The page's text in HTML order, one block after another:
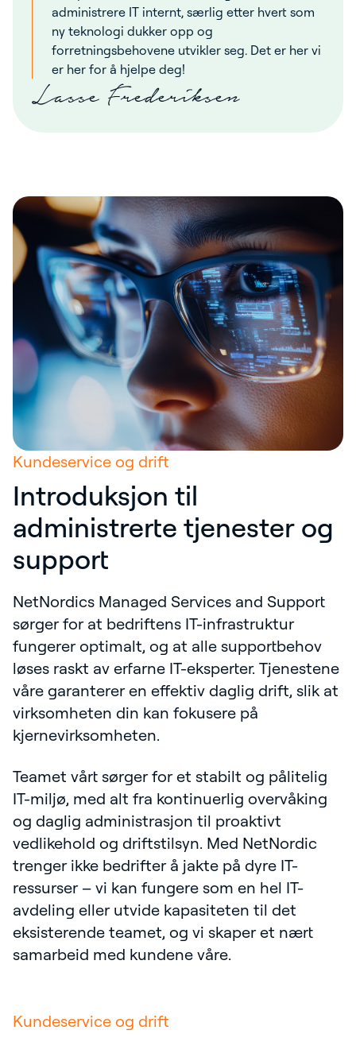
administrere IT internt, særlig etter hvert som
ny teknologi dukker opp og
forretningsbehovene utvikler seg. Det er her vi
er her for å hjelpe deg!
Lasse Frederiksen
Kundeservice og drift
Introduksjon til
administrerte tjenester og
support
NetNordics Managed Services and Support
sørger for at bedriftens IT-infrastruktur
fungerer optimalt, og at alle supportbehov
løses raskt av erfarne IT-eksperter. Tjenestene
våre garanterer en effektiv daglig drift, slik at
virksomheten din kan fokusere på
kjernevirksomheten.
Teamet vårt sørger for et stabilt og pålitelig
IT-miljø, med alt fra kontinuerlig overvåking
og daglig administrasjon til proaktivt
vedlikehold og driftstilsyn. Med NetNordic
trenger ikke bedrifter å jakte på dyre IT-
ressurser – vi kan fungere som en hel IT-
avdeling eller utvide kapasiteten til det
eksisterende teamet, og vi skaper et nært
samarbeid med kundene våre.
Kundeservice og drift